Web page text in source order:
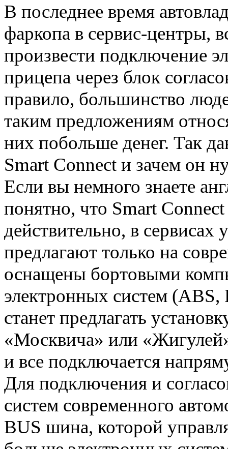
В последнее время
фаркопа в сервис-центры,
произвести подключение
прицепа через блок
правило, большинство
таким предложениям
них побольше денег. Так
Smart Connect и зачем он
Если вы немного знаете
понятно, что Smart
действительно, в сервисах
предлагают только на
оснащены бортовыми
электронных систем
станет предлагать
«Москвича» или
и все подключается
Для подключения и
систем современного
BUS шина, которой